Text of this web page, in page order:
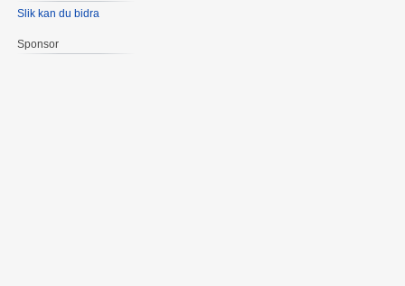
Slik kan du bidra
Sponsor